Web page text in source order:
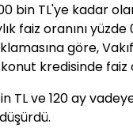
bin TL'ye kadar
faiz oranını yüzde
göre,
kredisinde faiz
TL ve 120 ay